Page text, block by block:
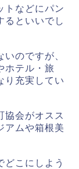
トなどにパン
るといいでし
のですが、
ホテル・旅
り充実してい
協会がオスス
アムや箱根美
どこにしよう